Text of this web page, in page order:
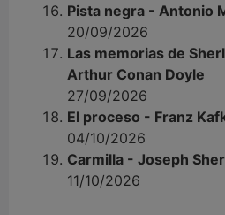
Pista negra - Antonio
20/09/2026
Las memorias de
Arthur Conan Doyle
27/09/2026
El proceso - Franz
04/10/2026
Carmilla - Joseph
11/10/2026